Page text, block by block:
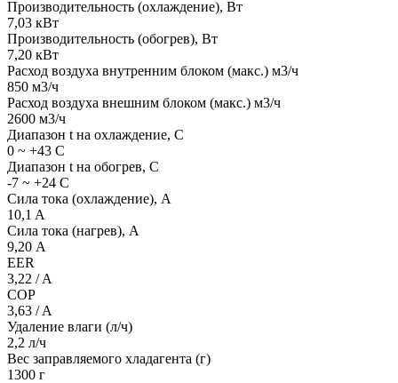
Производительность (охлаждение), Вт
7,03 кВт
Производительность (обогрев), Вт
7,20 кВт
Расход воздуха внутренним блоком (макс.) м3/ч
850 м3/ч
Расход воздуха внешним блоком (макс.) м3/ч
2600 м3/ч
Диапазон t на охлаждение, С
0 ~ +43 С
Диапазон t на обогрев, С
-7 ~ +24 С
Сила тока (охлаждение), А
10,1 A
Сила тока (нагрев), А
9,20 А
EER
3,22 / A
COP
3,63 / A
Удаление влаги (л/ч)
2,2 л/ч
Вес заправляемого хладагента (г)
1300 г